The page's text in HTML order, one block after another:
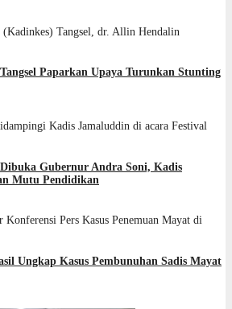
Paparkan Upaya Turunkan Stunting
Gubernur Andra Soni, Kadis
Mutu Pendidikan
Ungkap Kasus Pembunuhan Sadis Mayat